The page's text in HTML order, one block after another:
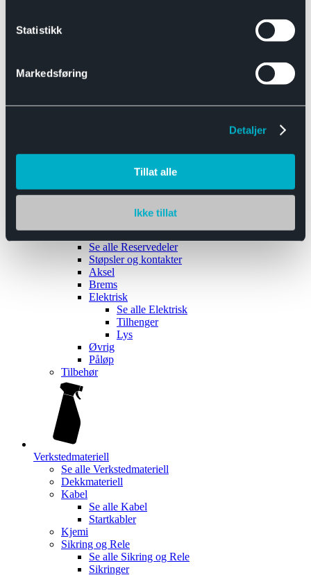
Statistikk
Markedsføring
Detaljer
Tillat alle
Ikke tillat
Båthengere
Reservedeler
Se alle Reservedeler
Støpsler og kontakter
Aksel
Brems
Elektrisk
Se alle Elektrisk
Tilhenger
Lys
Øvrig
Påløp
Tilbehør
Verkstedmateriell
Se alle Verkstedmateriell
Dekkmateriell
Kabel
Se alle Kabel
Startkabler
Kjemi
Sikring og Rele
Se alle Sikring og Rele
Sikringer